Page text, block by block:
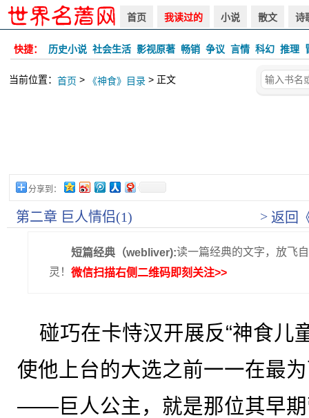
首页 我读过的 小说 散文 诗
快捷： 历史小说 社会生活 影视原著 畅销 争议 言情 科幻 推理
当前位置： 首页 > 《神食》目录 > 正文
分享到：
第二章 巨人情侣(1) > 返回
短篇经典（webliver):读一篇经典的文字，放飞
灵！ 微信扫描右侧二维码即刻关注>>
碰巧在卡恃汉开展反“神食儿
使他上台的大选之前一一在最
——巨人公主，就是那位其早期